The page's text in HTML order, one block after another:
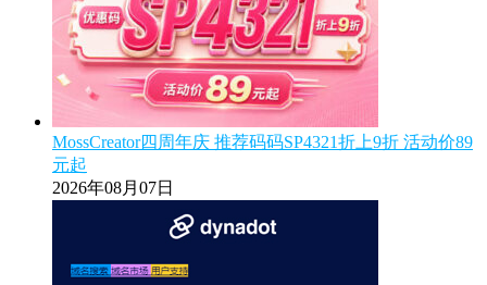
MossCreator四周年庆 推荐码码SP4321折上9折 活动价89
元起
2026年08月07日